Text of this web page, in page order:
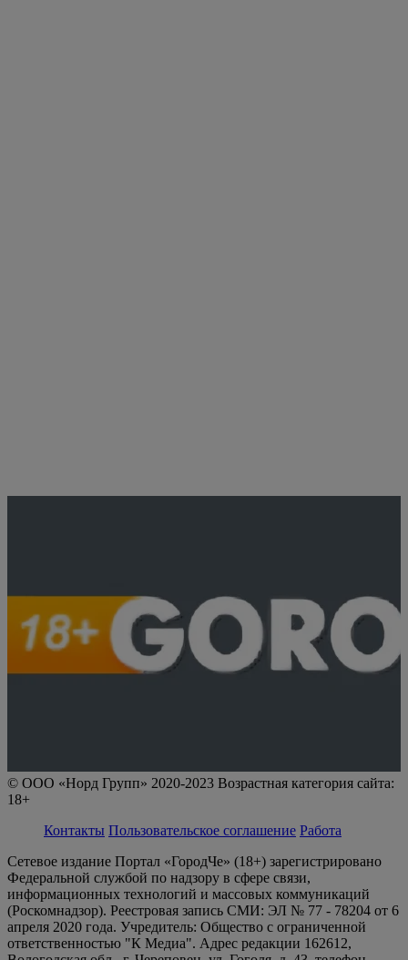
© ООО «Норд Групп» 2020-2023 Возрастная категория сайта:
18+
Контакты Пользовательское соглашение Работа
Сетевое издание Портал «ГородЧе» (18+) зарегистрировано
Федеральной службой по надзору в сфере связи,
информационных технологий и массовых коммуникаций
(Роскомнадзор). Реестровая запись СМИ: ЭЛ № 77 - 78204 от 6
апреля 2020 года. Учредитель: Общество с ограниченной
ответственностью "К Медиа". Адрес редакции 162612,